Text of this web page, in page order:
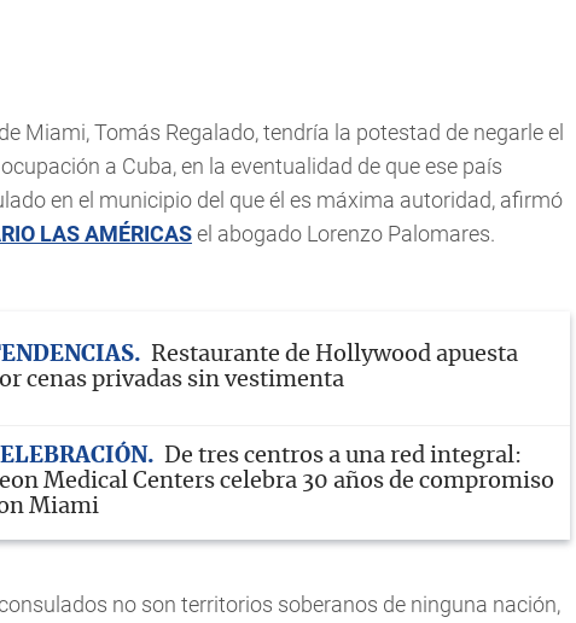
Miami, Tomás Regalado, tendría la potestad de negarle el
a Cuba, en la eventualidad de que ese país
en el municipio del que él es máxima autoridad, afirmó
LAS AMÉRICASel abogado Lorenzo Palomares.
Restaurante de Hollywood apuesta
cenas privadas sin vestimenta
De tres centros a una red integral:
Medical Centers celebra 30 años de compromiso
Miami
no son territorios soberanos de ninguna nación,